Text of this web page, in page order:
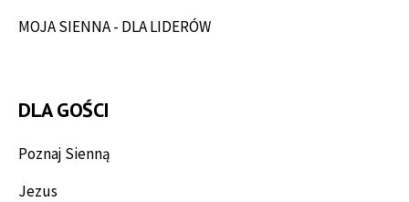
MOJA SIENNA - DLA LIDERÓW
DLA GOŚCI
Poznaj Sienną
Jezus